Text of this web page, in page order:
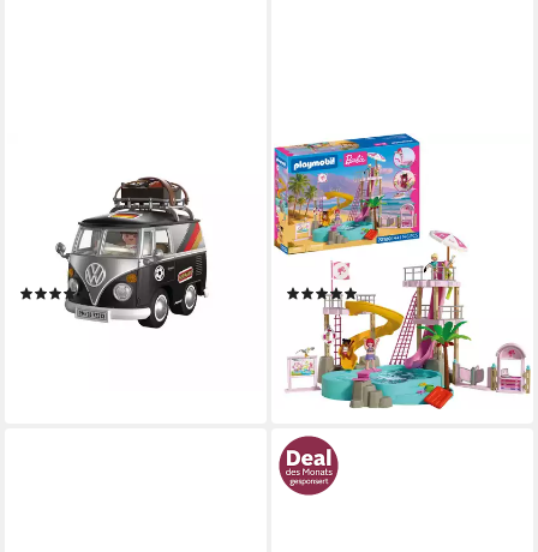
Volkswagen T1 Camper GER
Edition Konstruktions-
Spielset, (37 St), Made in
Europe
(3)
15,99 € UVP19,99 €
PLAYMOBIL®
PLAYMOBIL x Barbie™
Wasserpark (72120), Barbie™
Konstruktions-Spielset, (146
St), Made in Europe
(2)
ab 79,99 € UVP99,99 €
nur diesen Monat
-20%
lieferbar in 2 Wochen